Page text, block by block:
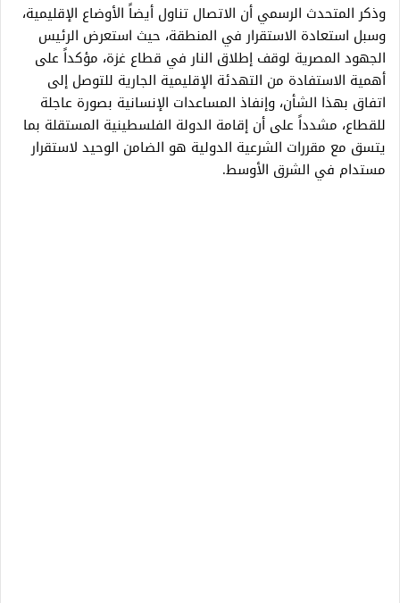
وذكر المتحدث الرسمي أن الاتصال تناول أيضاً الأوضاع الإقليمية،
وسبل استعادة الاستقرار في المنطقة، حيث استعرض الرئيس
الجهود المصرية لوقف إطلاق النار في قطاع غزة، مؤكداً على
أهمية الاستفادة من التهدئة الإقليمية الجارية للتوصل إلى
اتفاق بهذا الشأن، وإنفاذ المساعدات الإنسانية بصورة عاجلة
للقطاع، مشدداً على أن إقامة الدولة الفلسطينية المستقلة بما
يتسق مع مقررات الشرعية الدولية هو الضامن الوحيد لاستقرار
مستدام في الشرق الأوسط.